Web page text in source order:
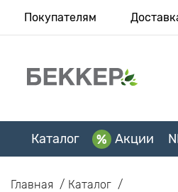
Покупателям
Каталог Акции
Главная Каталог